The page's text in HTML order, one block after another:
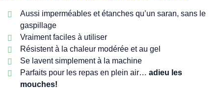
Aussi imperméables et étanches qu’un saran, sans le
gaspillage
Vraiment faciles à utiliser
Résistent à la chaleur modérée et au gel
Se lavent simplement à la machine
Parfaits pour les repas en plein air… adieu les
mouches!